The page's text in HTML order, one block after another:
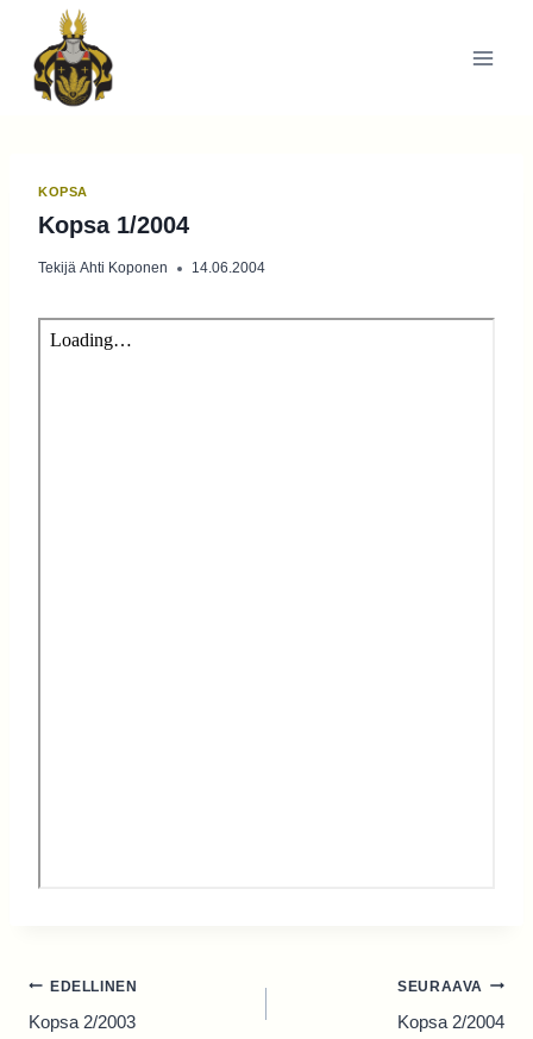
sisältöön
KOPSA
Kopsa 1/2004
Tekijä Ahti Koponen 14.06.2004
Artikkelien
selaus
EDELLINEN
Kopsa 2/2003
SEURAAVA
Kopsa 2/2004